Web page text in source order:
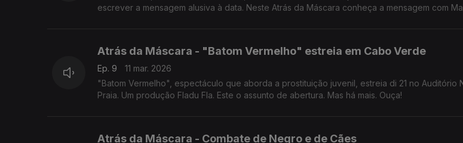
escrever a mensagem alusiva à data. Neste Atrás da Máscara conheça a mensagem com
Atrás da Máscara - "Batom Vermelho" estreia em Cabo Verde
Ep. 9
11 mar. 2026
"Batom Vermelho", espectáculo que aborda a prostituição juvenil, estreia di 21 no Auditório
Praia. Um produção Fladu Fla. Este o assunto de abertura. Mas há mais. Ouça!
Atrás da Máscara - Combate de Negro e de Cães